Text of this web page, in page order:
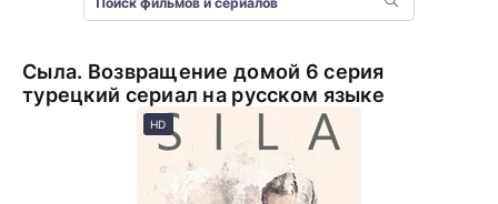
Сыла. Возвращение домой 6 серия
турецкий сериал на русском языке
HD